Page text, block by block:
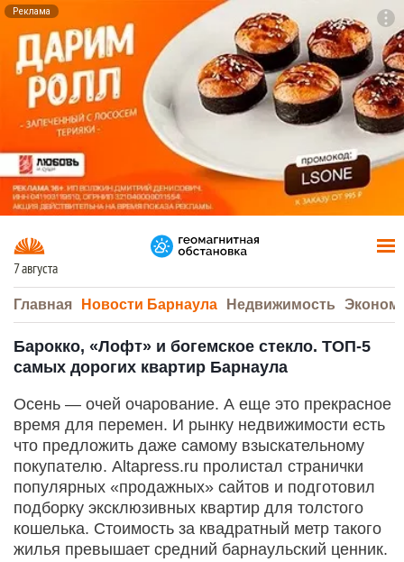
Реклама
7 августа
Главная Новости Барнаула Недвижимость
Барокко, «Лофт» и богемское стекло. ТОП-5
самых дорогих квартир Барнаула
Осень — очей очарование. А еще это прекрасное
время для перемен. И рынку недвижимости есть
что предложить даже самому взыскательному
покупателю. Altapress.ru пролистал странички
популярных «продажных» сайтов и подготовил
подборку эксклюзивных квартир для толстого
кошелька. Стоимость за квадратный метр такого
жилья превышает средний барнаульский ценник.